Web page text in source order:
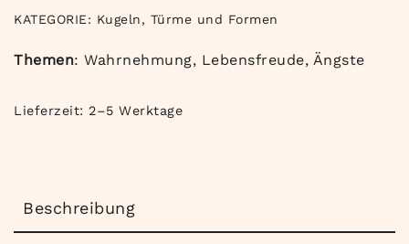
KATEGORIE: Kugeln, Türme und Formen
Themen: Wahrnehmung, Lebensfreude, Ängste
Lieferzeit: 2–5 Werktage
Beschreibung